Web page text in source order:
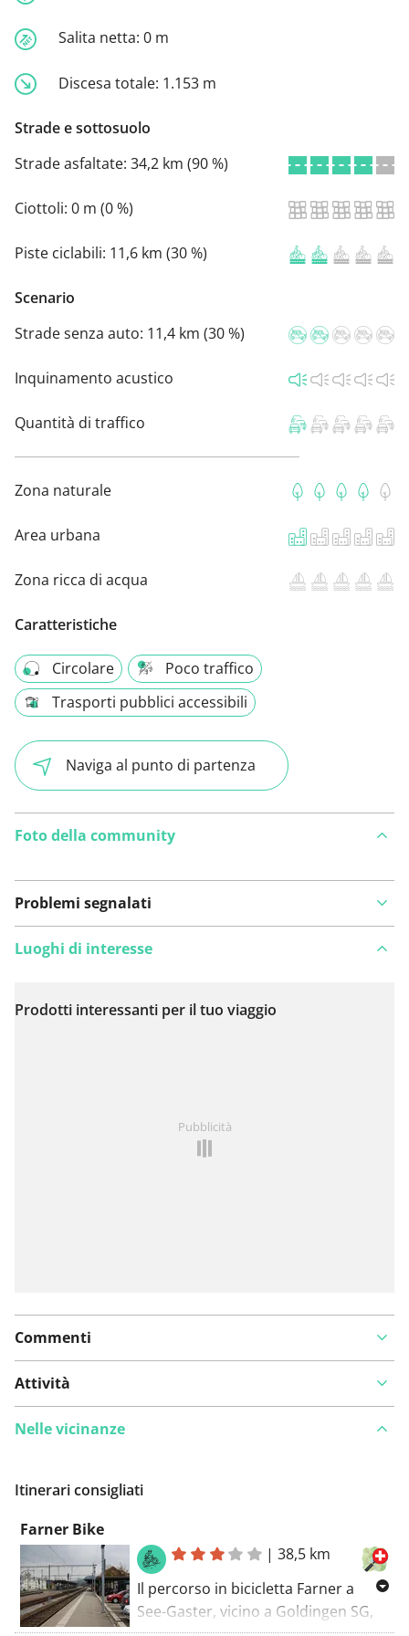
Salita netta: 0 m
Discesa totale: 1.153 m
Strade e sottosuolo
Strade asfaltate: 34,2 km (90 %)
Ciottoli: 0 m (0 %)
Piste ciclabili: 11,6 km (30 %)
Scenario
Strade senza auto: 11,4 km (30 %)
Inquinamento acustico
Quantità di traffico
Zona naturale
Area urbana
Zona ricca di acqua
Caratteristiche
Circolare
Poco traffico
Trasporti pubblici accessibili
Naviga al punto di partenza
Foto della community
Problemi segnalati
Visualizza sulla mappa
Luoghi di interesse
Prodotti interessanti per il tuo viaggio
Pubblicità
Commenti
Attività
Nelle vicinanze
Itinerari consigliati
Farner Bike
|38,5 km
Il percorso in bicicletta Farner a
See-Gaster, vicino a Goldingen SG,